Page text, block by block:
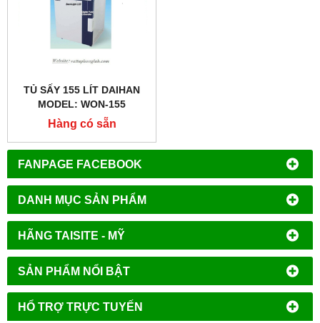
FANPAGE FACEBOOK
DANH MỤC SẢN PHẨM
HÃNG TAISITE - MỸ
SẢN PHẨM NỔI BẬT
HỔ TRỢ TRỰC TUYẾN
TỦ SẤY 155 LÍT DAIHAN
MODEL: WON-155
Hàng có sẵn